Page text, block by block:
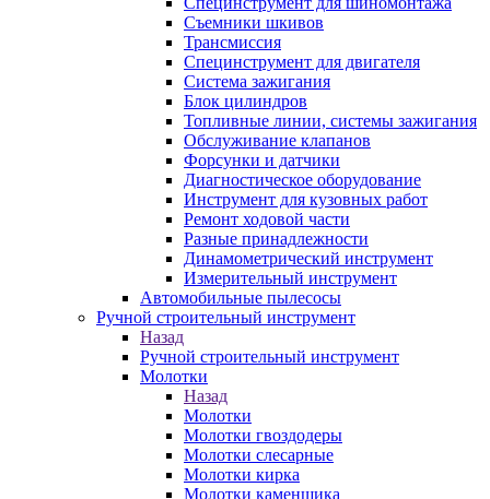
Съемники шкивов
Трансмиссия
Специнструмент для двигателя
Система зажигания
Блок цилиндров
Топливные линии, системы зажигания
Обслуживание клапанов
Форсунки и датчики
Диагностическое оборудование
Инструмент для кузовных работ
Ремонт ходовой части
Разные принадлежности
Динамометрический инструмент
Измерительный инструмент
Автомобильные пылесосы
Ручной строительный инструмент
Назад
Ручной строительный инструмент
Молотки
Назад
Молотки
Молотки гвоздодеры
Молотки слесарные
Молотки кирка
Молотки каменщика